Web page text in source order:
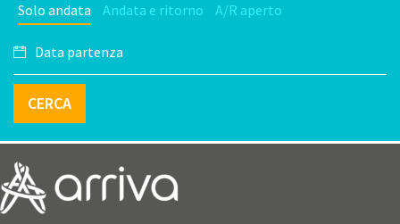
Solo andata Andata e ritorno A/R aperto
CERCA